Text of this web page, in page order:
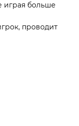
играя больше
проводит